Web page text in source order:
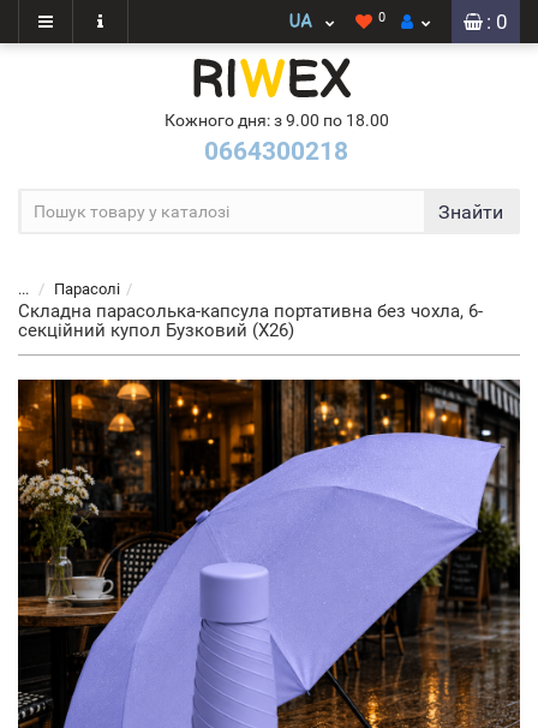
: 0
0
Кожного дня: з 9.00 по 18.00
0664300218
Знайти
... Парасолі
Складна парасолька-капсула портативна без чохла, 6-
секційний купол Бузковий (X26)